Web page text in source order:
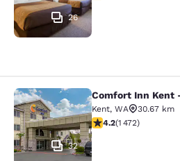
26
Comfort Inn Kent -
32
Comfort Inn Kent
Kent, WA
30.67 km
4.22 étoiles.
4.2(1 472)